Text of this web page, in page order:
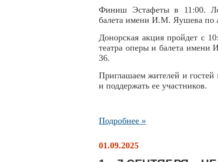
Финиш Эстафеты в 11:00.
балета имени И.М. Яушева по
Донорская акция пройдет с
театра оперы и балета
36.
Приглашаем жителей и
и поддержать ее участников.
Подробнее »
01.09.2025